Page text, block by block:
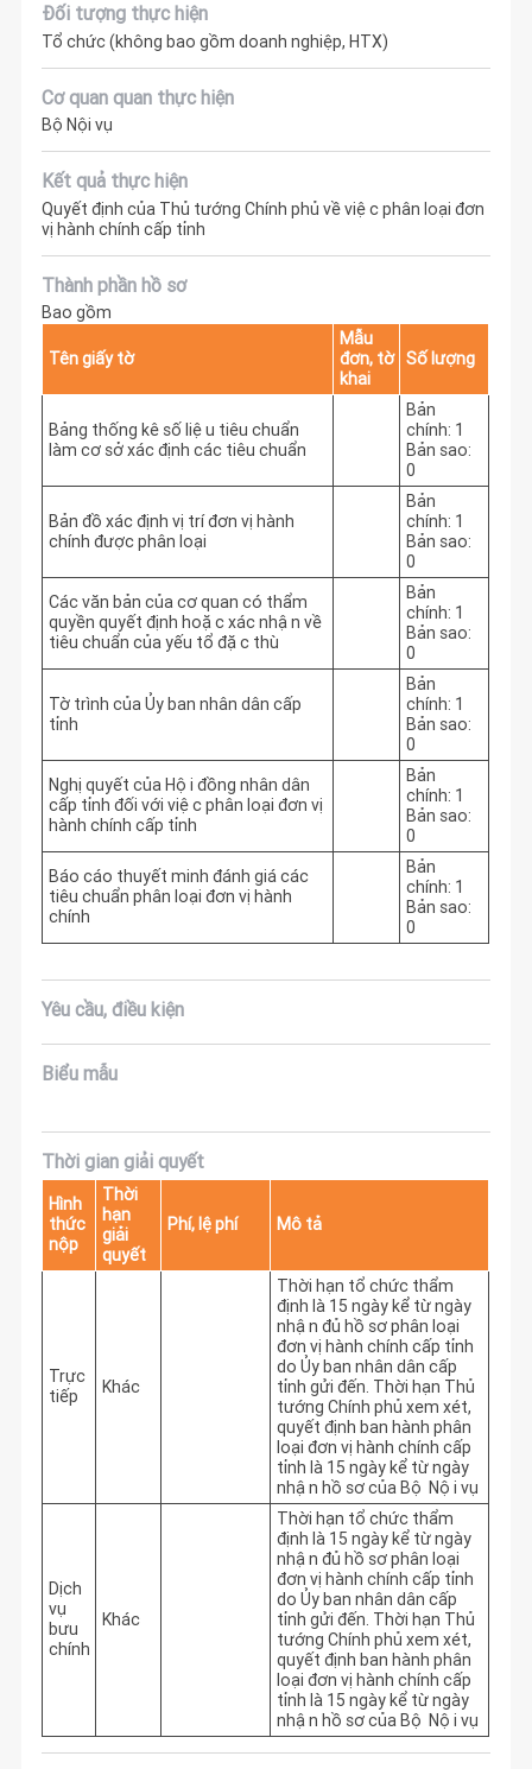
Đối tượng thực hiện
Tổ chức (không bao gồm doanh nghiệp, HTX)
Cơ quan quan thực hiện
Bộ Nội vụ
Kết quả thực hiện
Quyết định của Thủ tướng Chính phủ về việc phân loại đơn
vị hành chính cấp tỉnh
Thành phần hồ sơ
Bao gồm
Tên giấy tờ
Mẫu
đơn, tờ
khai
Số lượng
Bảng thống kê số liệu tiêu chuẩn
làm cơ sở xác định các tiêu chuẩn
Bản
chính: 1
Bản sao:
0
Bản đồ xác định vị trí đơn vị hành
chính được phân loại
Bản
chính: 1
Bản sao:
0
Các văn bản của cơ quan có thẩm
quyền quyết định hoặc xác nhận về
tiêu chuẩn của yếu tổ đặc thù
Bản
chính: 1
Bản sao:
0
Tờ trình của Ủy ban nhân dân cấp
tỉnh
Bản
chính: 1
Bản sao:
0
Nghị quyết của Hội đồng nhân dân
cấp tỉnh đối với việc phân loại đơn vị
hành chính cấp tỉnh
Bản
chính: 1
Bản sao:
0
Báo cáo thuyết minh đánh giá các
tiêu chuẩn phân loại đơn vị hành
chính
Bản
chính: 1
Bản sao:
0
Yêu cầu, điều kiện
Biểu mẫu
Thời gian giải quyết
Hình
thức
nộp
Thời
hạn
giải
quyết
Phí, lệ phí Mô tả
Trực
tiếp
Khác
Thời hạn tổ chức thẩm
định là 15 ngày kể từ ngày
nhận đủ hồ sơ phân loại
đơn vị hành chính cấp tỉnh
do Ủy ban nhân dân cấp
tỉnh gửi đến. Thời hạn Thủ
tướng Chính phủ xem xét,
quyết định ban hành phân
loại đơn vị hành chính cấp
tỉnh là 15 ngày kể từ ngày
nhận hồ sơ của Bộ Nội vụ
Dịch
vụ
bưu
chính
Khác
Thời hạn tổ chức thẩm
định là 15 ngày kể từ ngày
nhận đủ hồ sơ phân loại
đơn vị hành chính cấp tỉnh
do Ủy ban nhân dân cấp
tỉnh gửi đến. Thời hạn Thủ
tướng Chính phủ xem xét,
quyết định ban hành phân
loại đơn vị hành chính cấp
tỉnh là 15 ngày kể từ ngày
nhận hồ sơ của Bộ Nội vụ